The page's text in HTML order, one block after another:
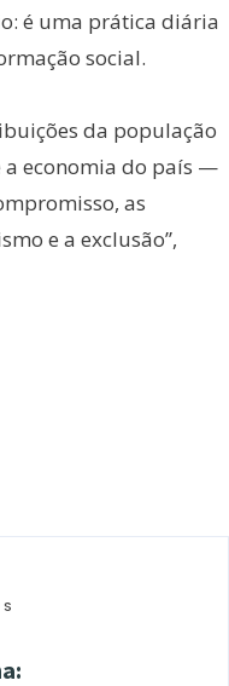
é uma prática diária
social.
da população
a economia do país —
as
e a exclusão”,